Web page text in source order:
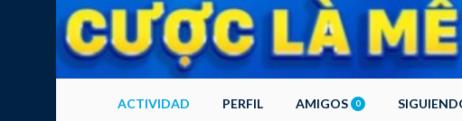
ACTIVIDAD PERFIL AMIGOS 0